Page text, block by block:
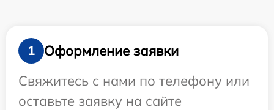
1
Оформление заявки
Свяжитесь с нами по телефону или
оставьте заявку на сайте